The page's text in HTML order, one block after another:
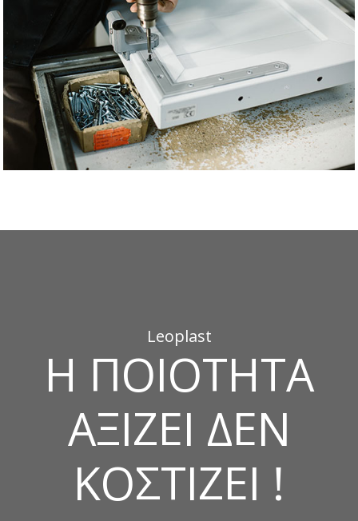
Leoplast
Η ΠΟΙΟΤΗΤΑ
ΑΞΙΖΕΙ ΔΕΝ
ΚΟΣΤΙΖΕΙ !